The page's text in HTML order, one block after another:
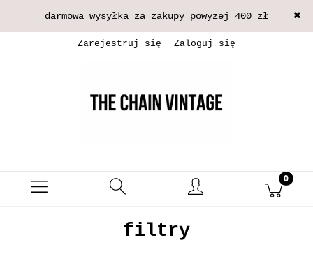
darmowa wysyłka za zakupy powyżej 400 zł
Zarejestruj się Zaloguj się
filtry